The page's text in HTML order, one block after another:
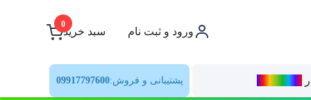
ورود و ثبت نام سبد خرید
0
پشتیبانی و فروش:09917797600